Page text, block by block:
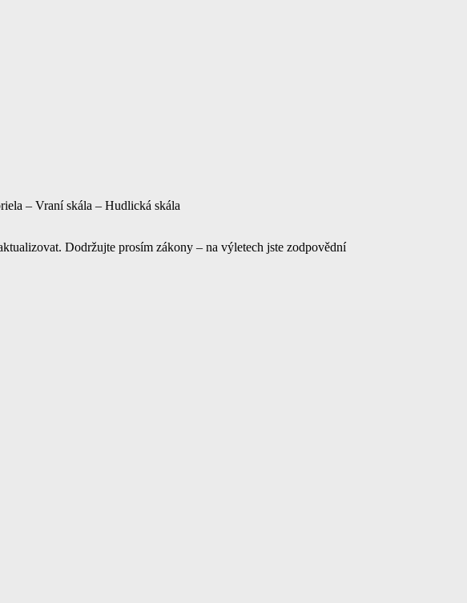
– Vraní skála – Hudlická skála
Dodržujte prosím zákony – na výletech jste zodpovědní